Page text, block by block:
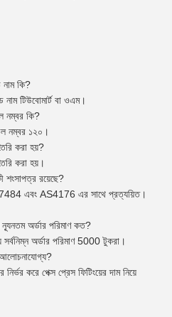
নাম কি?
নাম টিউবোমার্ট বা ওএম।
নম্বর কি?
নম্বর ১২০।
করা হয়?
করা হয়।
শংসাপত্র রয়েছে?
এবং AS4176 এর সাথে প্রত্যয়িত।
ন্যূনতম অর্ডার পরিমাণ কত?
অর্ডার পরিমাণ 5000 টুকরা।
আলোচনাযোগ্য?
করে পেক্স প্রেস ফিটিংয়ের দাম নিয়ে